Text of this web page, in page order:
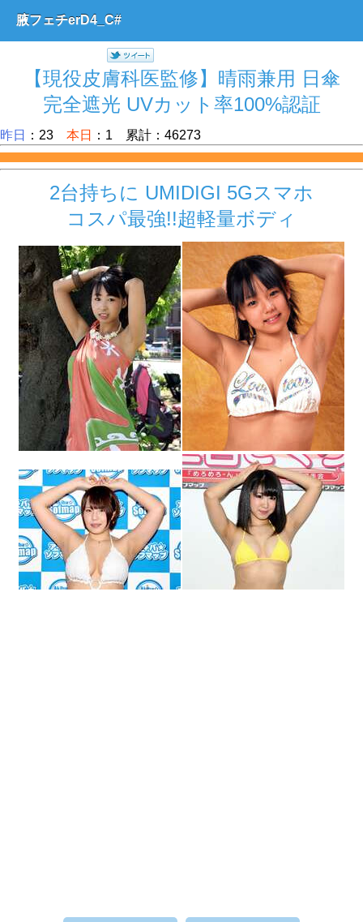
腋フェチerD4_C#
【現役皮膚科医監修】晴雨兼用 日傘
完全遮光 UVカット率100%認証
昨日 ：23 本日 ：1 累計：46273
2台持ちに UMIDIGI 5Gスマホ
コスパ最強!!超軽量ボディ